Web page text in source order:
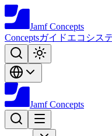
Jamf Concepts
Conceptsガイドエコシス
Jamf Concepts